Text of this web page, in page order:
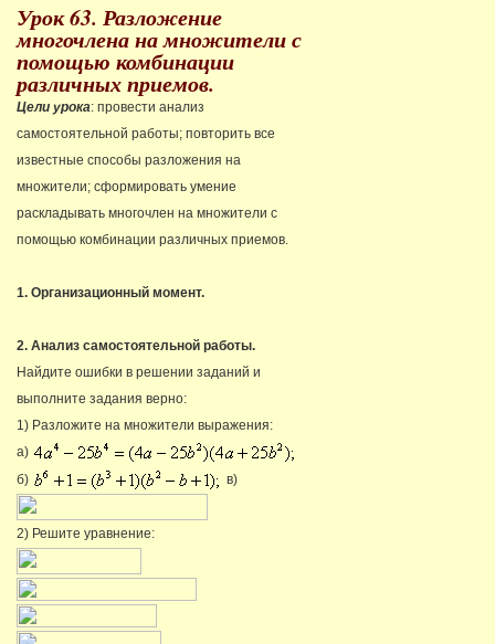
Урок 63. Разложение
многочлена на множители с
помощью комбинации
различных приемов.
Цели урока: провести анализ
самостоятельной работы; повторить все
известные способы разложения на
множители; сформировать умение
раскладывать многочлен на множители с
помощью комбинации различных приемов.
1. Организационный момент.
2. Анализ самостоятельной работы.
Найдите ошибки в решении заданий и
выполните задания верно:
1) Разложите на множители выражения:
а)
б)
в)
2) Решите уравнение: